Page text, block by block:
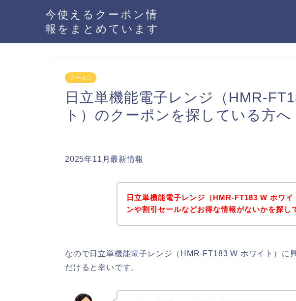
今使えるクーポン情
報をまとめています
クーポン
日立単機能電子レンジ（HMR-
ト）のクーポンを探している方へ
2025年11月最新情報
日立単機能電子レンジ（HMR-FT183 W ホワイ
ンや割引セールなどお得な情報がないかを探し
なので日立単機能電子レンジ（HMR-FT183 W ホワイト）に
だけると幸いです。